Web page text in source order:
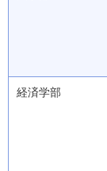
経済学部